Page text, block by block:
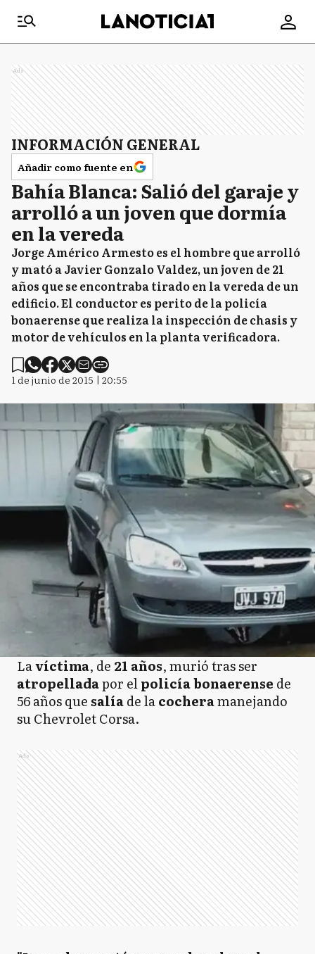
Ads
INFORMACIÓN GENERAL
Añadir como fuente en
Bahía Blanca: Salió del garaje y
arrolló a un joven que dormía
en la vereda
Jorge Américo Armesto es el hombre que arrolló
y mató a Javier Gonzalo Valdez, un joven de 21
años que se encontraba tirado en la vereda de un
edificio. El conductor es perito de la policía
bonaerense que realiza la inspección de chasis y
motor de vehículos en la planta verificadora.
1 de junio de 2015 | 20:55
Lavíctima, de 21 años, murió tras ser
atropelladapor elpolicía bonaerense de
56 años que salíade lacocheramanejando
su Chevrolet Corsa.
Ads